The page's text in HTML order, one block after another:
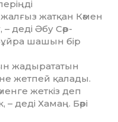
жатқан Кәмен
– деді Әбу Сәр­
шашын бір
жадырататын
жетпей қалады.
жеткіз деп
деді Хамаң. Бәрі